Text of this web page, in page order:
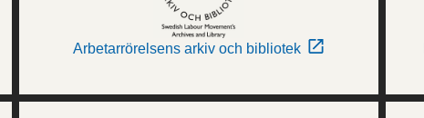
Arbetarrörelsens arkiv och bibliotek